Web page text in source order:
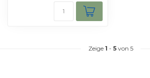
Zeige 1 - 5von 5